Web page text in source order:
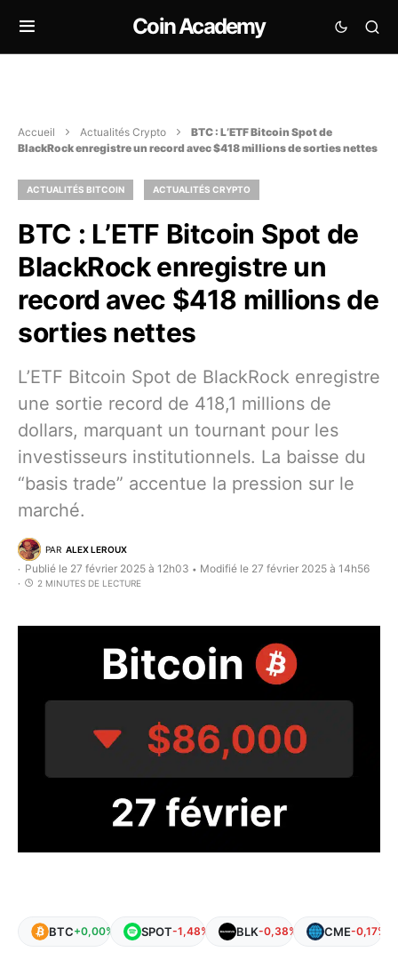
Coin Academy
Accueil Actualités Crypto
BTC : L’ETF Bitcoin Spot de
BlackRock enregistre un record avec $418 millions de sorties nettes
ACTUALITÉS BITCOIN ACTUALITÉS CRYPTO
BTC : L’ETF Bitcoin Spot de
BlackRock enregistre un
record avec $418 millions de
sorties nettes
L’ETF Bitcoin Spot de BlackRock enregistre
une sortie record de 418,1 millions de
dollars, marquant un tournant pour les
investisseurs institutionnels. La baisse du
“basis trade” accentue la pression sur le
marché.
PAR ALEX LEROUX
Publié le 27 février 2025 à 12h03 • Modifié le 27 février 2025 à 14h56
2 MINUTES DE LECTURE
BTC+0,00% SPOT-1,48% BLK-0,38% CME-0,17%